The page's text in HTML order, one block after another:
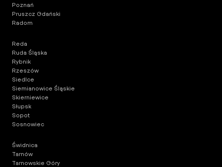
Poznań
Pruszcz Gdański
Radom
Reda
Ruda Śląska
Rybnik
Rzeszów
Siedlce
Siemianowice Śląskie
Skierniewice
Słupsk
Sopot
Sosnowiec
Świdnica
Tarnów
Tarnowskie Góry